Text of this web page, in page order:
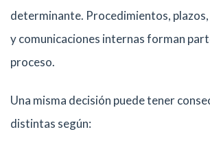
determinante. Procedimientos,
y comunicaciones internas forman
proceso.
Una misma decisión puede tener
distintas según: